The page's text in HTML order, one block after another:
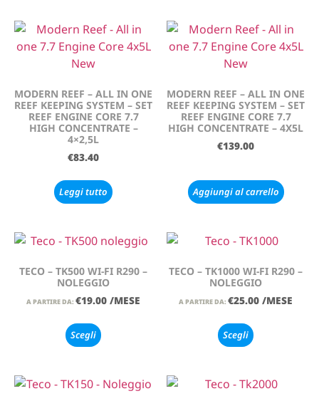
MODERN REEF – ALL IN ONE
REEF KEEPING SYSTEM – SET
REEF ENGINE CORE 7.7
HIGH CONCENTRATE –
4×2,5L
€83.40
Leggi tutto
MODERN REEF – ALL IN ONE
REEF KEEPING SYSTEM – SET
REEF ENGINE CORE 7.7
HIGH CONCENTRATE – 4X5L
€139.00
Aggiungi al carrello
TECO – TK500 WI-FI R290 –
NOLEGGIO
A PARTIRE DA: €19.00 /MESE
Scegli
TECO – TK1000 WI-FI R290 –
NOLEGGIO
A PARTIRE DA: €25.00 /MESE
Scegli